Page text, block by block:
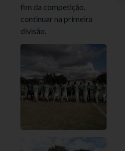
fim da competição,
continuar na primeira
divisão.